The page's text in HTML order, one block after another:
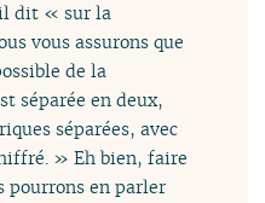
il dit « sur la
vous assurons que
de la
séparée en deux,
séparées, avec
» Eh bien, faire
en parler